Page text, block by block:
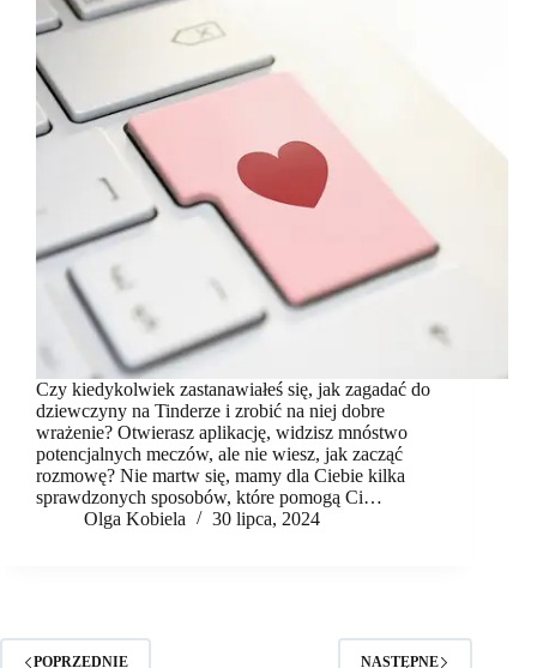
Czy kiedykolwiek zastanawiałeś się, jak zagadać do
dziewczyny na Tinderze i zrobić na niej dobre
wrażenie? Otwierasz aplikację, widzisz mnóstwo
potencjalnych meczów, ale nie wiesz, jak zacząć
rozmowę? Nie martw się, mamy dla Ciebie kilka
sprawdzonych sposobów, które pomogą Ci…
Olga Kobiela
30 lipca, 2024
POPRZEDNIE NASTĘPNE